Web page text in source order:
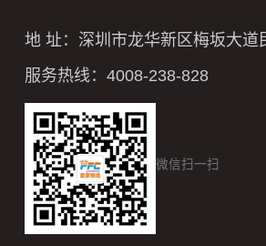
地 址：深圳市龙华新区梅坂大道
服务热线：4008-238-828
微信扫一扫